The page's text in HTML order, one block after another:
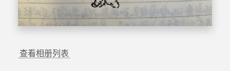
查看相册列表